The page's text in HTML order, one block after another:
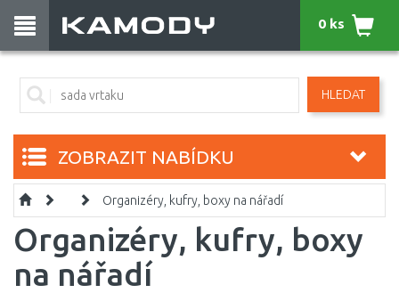
HLEDAT
0 ks
ZOBRAZIT NABÍDKU
Organizéry, kufry, boxy na nářadí
Organizéry, kufry, boxy
na nářadí